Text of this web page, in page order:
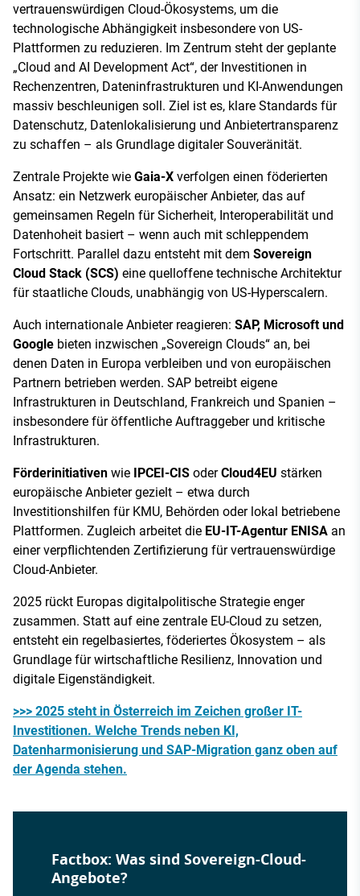
vertrauenswürdigen Cloud-Ökosystems, um die
technologische Abhängigkeit insbesondere von US-
Plattformen zu reduzieren. Im Zentrum steht der geplante
„Cloud and AI Development Act“, der Investitionen in
Rechenzentren, Dateninfrastrukturen und KI-Anwendungen
massiv beschleunigen soll. Ziel ist es, klare Standards für
Datenschutz, Datenlokalisierung und Anbietertransparenz
zu schaffen – als Grundlage digitaler Souveränität.
Zentrale Projekte wie Gaia-X verfolgen einen föderierten
Ansatz: ein Netzwerk europäischer Anbieter, das auf
gemeinsamen Regeln für Sicherheit, Interoperabilität und
Datenhoheit basiert – wenn auch mit schleppendem
Fortschritt. Parallel dazu entsteht mit dem Sovereign
Cloud Stack (SCS) eine quelloffene technische Architektur
für staatliche Clouds, unabhängig von US-Hyperscalern.
Auch internationale Anbieter reagieren: SAP, Microsoft und
Google bieten inzwischen „Sovereign Clouds“ an, bei
denen Daten in Europa verbleiben und von europäischen
Partnern betrieben werden. SAP betreibt eigene
Infrastrukturen in Deutschland, Frankreich und Spanien –
insbesondere für öffentliche Auftraggeber und kritische
Infrastrukturen.
Förderinitiativen wie IPCEI-CIS oderCloud4EU stärken
europäische Anbieter gezielt – etwa durch
Investitionshilfen für KMU, Behörden oder lokal betriebene
Plattformen. Zugleich arbeitet die EU-IT-Agentur ENISA an
einer verpflichtenden Zertifizierung für vertrauenswürdige
Cloud-Anbieter.
2025 rückt Europas digitalpolitische Strategie enger
zusammen. Statt auf eine zentrale EU-Cloud zu setzen,
entsteht ein regelbasiertes, föderiertes Ökosystem – als
Grundlage für wirtschaftliche Resilienz, Innovation und
digitale Eigenständigkeit.
>>> 2025 steht in Österreich im Zeichen großer IT-
Investitionen. Welche Trends neben KI,
Datenharmonisierung und SAP-Migration ganz oben auf
der Agenda stehen.
Factbox: Was sind Sovereign-Cloud-
Angebote?